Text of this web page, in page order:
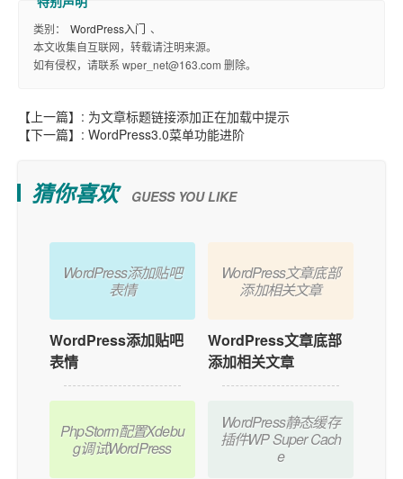
类别： WordPress入门 、
本文收集自互联网，转载请注明来源。
如有侵权，请联系 wper_net@163.com 删除。
【上一篇】: 为文章标题链接添加正在加载中提示
【下一篇】: WordPress3.0菜单功能进阶
猜你喜欢 GUESS YOU LIKE
WordPress添加贴吧
表情
WordPress添加贴吧
表情
PhpStorm配置Xdebu
g调试WordPress
WordPress文章底部
添加相关文章
WordPress文章底部
添加相关文章
WordPress静态缓存
插件WP Super Cach
e